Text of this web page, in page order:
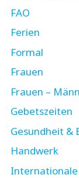
FAO
Ferien
Formal
Frauen
Frauen –
Gebetszeiten
Gesundheit &
Handwerk
Internationale